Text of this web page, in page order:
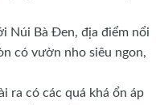
Núi Bà Đen, địa điểm nổi
có vườn nho siêu ngon,
ra có các quá khá ổn áp